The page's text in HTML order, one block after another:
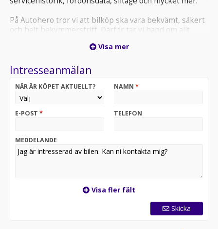
På Autohero tror vi att bilköp ska vara bekvämt, säkert
och helt bekymmersfritt. Därför tar vi hand om allt
noggrant förberett
- Betala först vid hämtning – med 21 dagars öppet köp
- Hämtning nära dig eller bekväm leverans till din dörr
Har du fler frågor som inte besvaras på Autohero.com?
Skriv till oss via vårt kontaktformulär på Autohero.com.
Visa mer
Intresseanmälan
NÄR ÄR KÖPET AKTUELLT? NAMN *
E-POST * TELEFON
MEDDELANDE
Visa fler fält
Skicka